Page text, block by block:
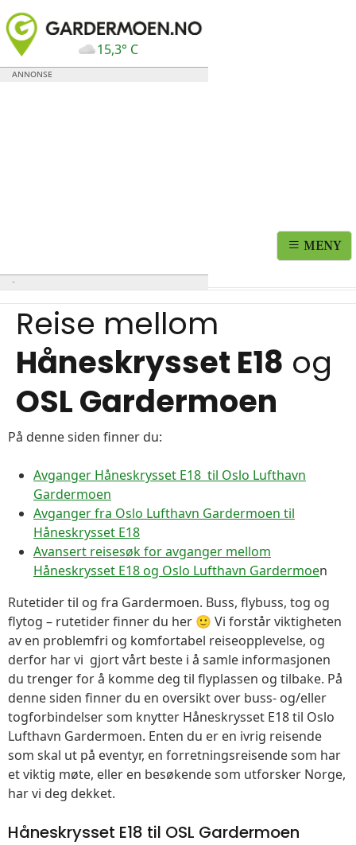
15,3° C
MENY
Reise mellom
Håneskrysset E18 og
OSL Gardermoen
På denne siden finner du:
Avganger Håneskrysset E18 til Oslo Lufthavn
Gardermoen
Avganger fra Oslo Lufthavn Gardermoen til
Håneskrysset E18
Avansert reisesøk for avganger mellom
Håneskrysset E18 og Oslo Lufthavn Gardermoen
Rutetider til og fra Gardermoen. Buss, flybuss, tog og
flytog – rutetider finner du her 🙂 Vi forstår viktigheten
av en problemfri og komfortabel reiseopplevelse, og
derfor har vi gjort vårt beste i å samle informasjonen
du trenger for å komme deg til flyplassen og tilbake. På
denne siden finner du en oversikt over buss- og/eller
togforbindelser som knytter Håneskrysset E18 til Oslo
Lufthavn Gardermoen. Enten du er en ivrig reisende
som skal ut på eventyr, en forretningsreisende som har
et viktig møte, eller en besøkende som utforsker Norge,
har vi deg dekket.
Håneskrysset E18 til OSL Gardermoen